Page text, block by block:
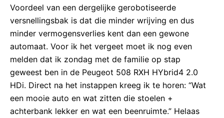
Voordeel van een dergelijke gerobotiseerde
versnellingsbak is dat die minder wrijving en dus
minder vermogensverlies kent dan een gewone
automaat. Voor ik het vergeet moet ik nog even
melden dat ik zondag met de familie op stap
geweest ben in de Peugeot 508 RXH HYbrid4 2.0
HDi. Direct na het instappen kreeg ik te horen: “Wat
een mooie auto en wat zitten die stoelen +
achterbank lekker en wat een beenruimte.” Helaas